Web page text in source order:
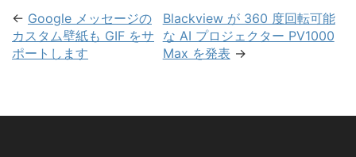
← Google メッセージの
カスタム壁紙も GIF をサ
ポートします
Blackview が 360 度回転可能
な AI プロジェクター PV1000
Max を発表 →